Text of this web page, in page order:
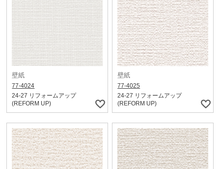
壁紙
77-4024
24-27 リフォームアップ
(REFORM UP)
壁紙
77-4025
24-27 リフォームアップ
(REFORM UP)